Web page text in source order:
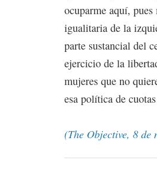
ocuparme aquí,
igualitaria de la
parte sustancial del
ejercicio de la
mujeres que no
esa política de
(The Objective, 8 de